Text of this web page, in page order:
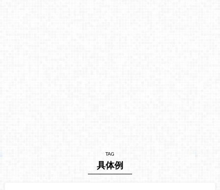
TAG
具体例